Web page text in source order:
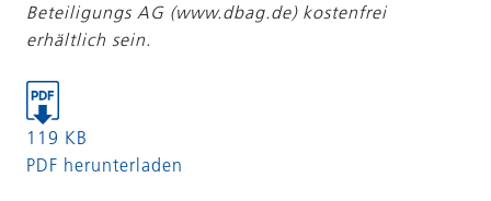
Beteiligungs AG (www.dbag.de) kostenfrei
erhältlich sein.
119 KB
PDF herunterladen